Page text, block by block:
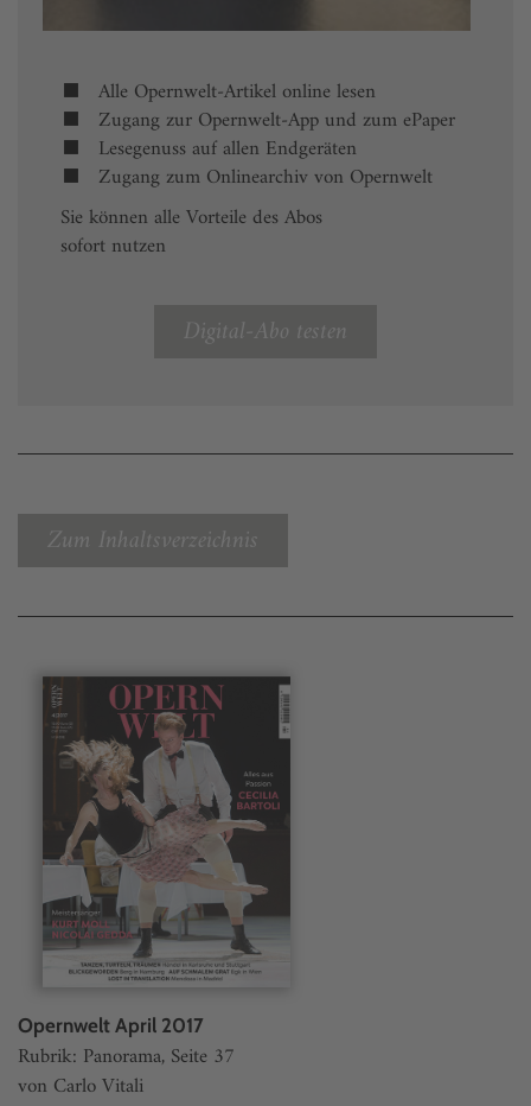
Alle Opernwelt-Artikel online lesen
Zugang zur Opernwelt-App und zum ePaper
Lesegenuss auf allen Endgeräten
Zugang zum Onlinearchiv von Opernwelt
Sie können alle Vorteile des Abos
sofort nutzen
Digital-Abo testen
Zum Inhaltsverzeichnis
Opernwelt April 2017
Rubrik: Panorama, Seite 37
von Carlo Vitali